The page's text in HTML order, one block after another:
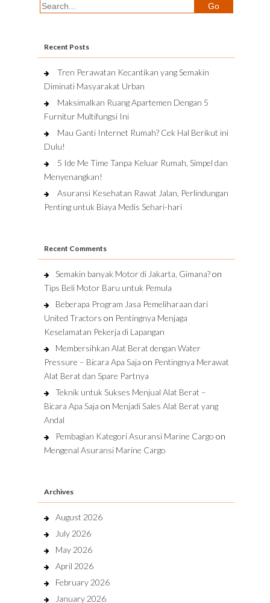
Recent Posts
Tren Perawatan Kecantikan yang Semakin
Diminati Masyarakat Urban
Maksimalkan Ruang Apartemen Dengan 5
Furnitur Multifungsi Ini
Mau Ganti Internet Rumah? Cek Hal Berikut ini
Dulu!
5 Ide Me Time Tanpa Keluar Rumah, Simpel dan
Menyenangkan!
Asuransi Kesehatan Rawat Jalan, Perlindungan
Penting untuk Biaya Medis Sehari-hari
Recent Comments
Semakin banyak Motor di Jakarta, Gimana?on
Tips Beli Motor Baru untuk Pemula
Beberapa Program Jasa Pemeliharaan dari
United Tractors on Pentingnya Menjaga
Keselamatan Pekerja di Lapangan
Membersihkan Alat Berat dengan Water
Pressure – Bicara Apa Saja on Pentingnya Merawat
Alat Berat dan Spare Partnya
Teknik untuk Sukses Menjual Alat Berat –
Bicara Apa Saja on Menjadi Sales Alat Berat yang
Andal
Pembagian Kategori Asuransi Marine Cargo on
Mengenal Asuransi Marine Cargo
Archives
August 2026
July 2026
May 2026
April 2026
February 2026
January 2026